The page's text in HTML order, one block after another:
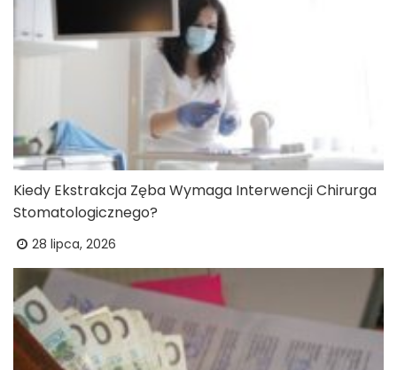
Kiedy Ekstrakcja Zęba Wymaga Interwencji Chirurga
Stomatologicznego?
28 lipca, 2026